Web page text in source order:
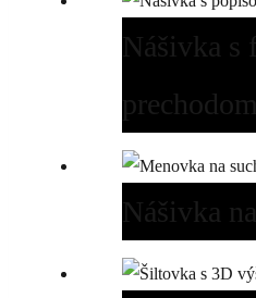
Nášivka s
prechodom
Nášivka